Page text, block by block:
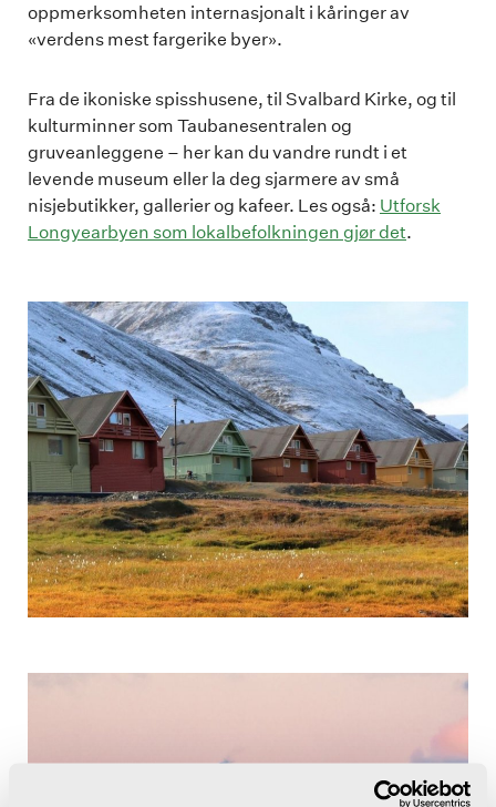
oppmerksomheten internasjonalt i kåringer av
«verdens mest fargerike byer».
Fra de ikoniske spisshusene, til Svalbard Kirke, og til
kulturminner som Taubanesentralen og
gruveanleggene – her kan du vandre rundt i et
levende museum eller la deg sjarmere av små
nisjebutikker, gallerier og kafeer. Les også: Utforsk
Longyearbyen som lokalbefolkningen gjør det.